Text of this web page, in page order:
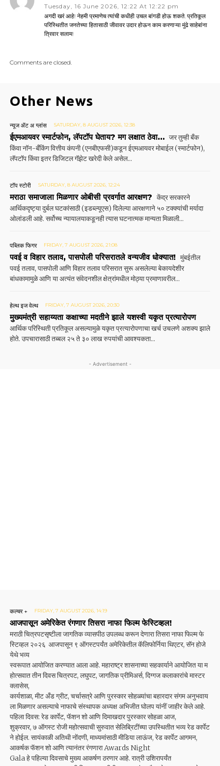
Tuesday, 16 June 2026, 12:22 At 12:22 pm
अगदी खरं आहे! नेहमी प्रमाणेच त्यांची कधीही उचल बांगडी होऊ शकते. प्रतिकूल
परिस्थितीत जनतेच्या हितासाठी जीवावर उदार होऊन काम करणाऱ्या मुंढे साहेबांना
त्रिवार सलाम!
Comments are closed.
Other News
न्यूज ॲट अ ग्लांस SATURDAY, 8 AUGUST 2026, 12:38
ईएमआयवर स्मार्टफोन, लॅपटॉप घेताय? मग लक्षात ठेवा… जर तुम्ही बँक
किंवा नॉन-बँकिंग वित्तीय कंपनी (एनबीएफसी)कडून ईएमआयवर मोबाईल (स्मार्टफोन),
लॅपटॉप किंवा इतर डिजिटल गॅझेट खरेदी केले असेल...
टॉप स्टोरी SATURDAY, 8 AUGUST 2026, 12:24
मराठा समाजाला मिळणार ओबीसी प्रवर्गात आरक्षण? केंद्र सरकारने
आर्थिकदृष्ट्या दुर्बल घटकांसाठी (इडब्ल्यूएस) दिलेल्या आरक्षणाने ५० टक्क्यांची मर्यादा
ओलांडली आहे. सर्वोच्च न्यायालयाकडूनही त्यास घटनात्मक मान्यता मिळाली...
पब्लिक फिगर FRIDAY, 7 AUGUST 2026, 21:08
पवई व विहार तलाव, पासपोली परिसरातले वन्यजीव धोक्यात! मुंबईतील
पवई तलाव, पासपोली आणि विहार तलाव परिसरात सुरू असलेल्या बेकायदेशीर
बांधकामामुळे आणि या अत्यंत संवेदनशील क्षेत्रांमधील मोठ्या प्रमाणावरील...
हेल्थ इज वेल्थ FRIDAY, 7 AUGUST 2026, 20:30
मुख्यमंत्री सहाय्यता कक्षाच्या मदतीने झाले यशस्वी यकृत प्रत्यारोपण
आर्थिक परिस्थिती प्रतिकूल असल्यामुळे यकृत प्रत्यारोपणाचा खर्च उचलणे अशक्य झाले
होते. उपचारासाठी तब्बल २५ ते ३० लाख रुपयांची आवश्यकता...
- Advertisement -
कल्चर + FRIDAY, 7 AUGUST 2026, 14:19
आजपासून अमेरिकेत रंगणार तिसरा नाफा फिल्म फेस्टिव्हल!
मराठी चित्रपटसृष्टीला जागतिक व्यासपीठ उपलब्ध करून देणारा तिसरा नाफा फिल्म फे
स्टिव्हल २०२६ आजपासून ९ ऑगस्टपर्यंत अमेरिकेतील कॅलिफोर्निया थिएटर, सॅन होजे
येथे भव्य
स्वरूपात आयोजित करण्यात आला आहे. महाराष्ट्र शासनाच्या सहकार्याने आयोजित या म
होत्सवात तीन दिवस चित्रपट, लघुपट, जागतिक प्रीमिअर्स, दिग्गज कलाकारांचे मास्टर
क्लासेस,
कार्यशाळा, मीट अँड ग्रीट, चर्चासत्रे आणि पुरस्कार सोहळ्यांचा बहारदार संगम अनुभवाय
ला मिळणार असल्याचे नाफाचे संस्थापक अध्यक्ष अभिजीत घोलप यांनीं जाहीर केले आहे.
पहिला दिवस: रेड कार्पेट, फॅशन शो आणि दिमाखदार पुरस्कार सोहळा आज,
शुक्रवार, ७ ऑगस्ट रोजी महोत्सवाची सुरुवात सेलिब्रिटींच्या उपस्थितीत भव्य रेड कार्पेट
ने होईल. सायंकाळी अतिथी नोंदणी, माध्यमांसाठी मीडिया लाऊंज, रेड कार्पेट आगमन,
आकर्षक फॅशन शो आणि त्यानंतर रंगणारा Awards Night
Gala हे पहिल्या दिवसाचे मुख्य आकर्षण ठरणार आहे. रात्री उशिरापर्यंत